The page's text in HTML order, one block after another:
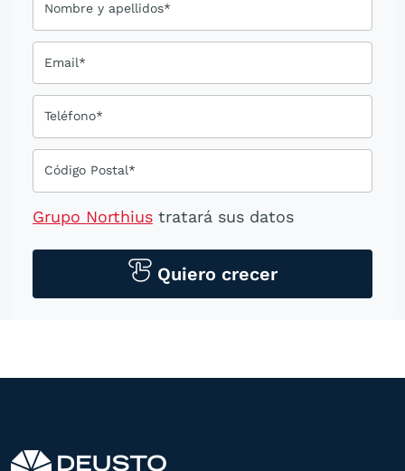
Nombre y apellidos*
Email*
Teléfono*
Código Postal*
Grupo Northius tratará sus datos
tecnológicos, incluso aplicaciones de
mensajería instantánea, con el fin de
otros directamente relacionados con el
correspondiente. Compartiremos su
Quiero crecer